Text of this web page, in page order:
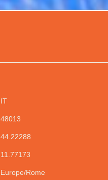
IT
48013
44.22288
11.77173
Europe/Rome